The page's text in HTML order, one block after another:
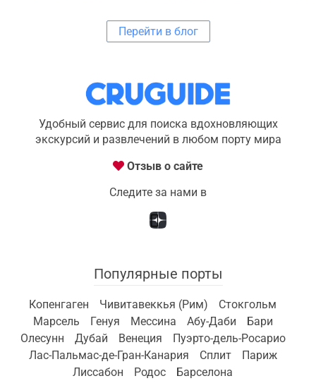
Перейти в блог
Удобный сервис для поиска вдохновляющих
экскурсий и развлечений в любом порту мира
Отзыв о сайте
Следите за нами в
Популярные порты
Копенгаген Чивитавеккья (Рим)
Стокгольм
Марсель
Генуя Мессина Абу-Даби
Бари
Олесунн
Дубай Венеция
Пуэрто-дель-Росарио
Лас-Пальмас-де-Гран-Канария
Сплит
Париж
Лиссабон
Родос Барселона